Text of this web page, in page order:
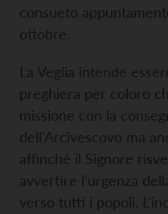
consueto
ottobre.
La Veglia intende
preghiera per coloro
missione con la
dell'Arcivescovo ma
affinché il Signore
avvertire l'urgenza
verso tutti i popoli.